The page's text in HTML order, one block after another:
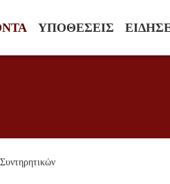
ΥΠΟΘΈΣΕΙΣ